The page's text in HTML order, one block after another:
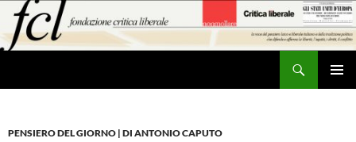
contenuto
PENSIERO DEL GIORNO | DI ANTONIO CAPUTO